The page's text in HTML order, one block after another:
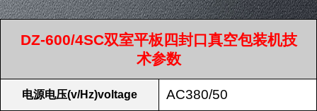
DZ-600/4SC双室平板四封口真空包装机技
术参数
电源电压(v/Hz)voltage AC380/50